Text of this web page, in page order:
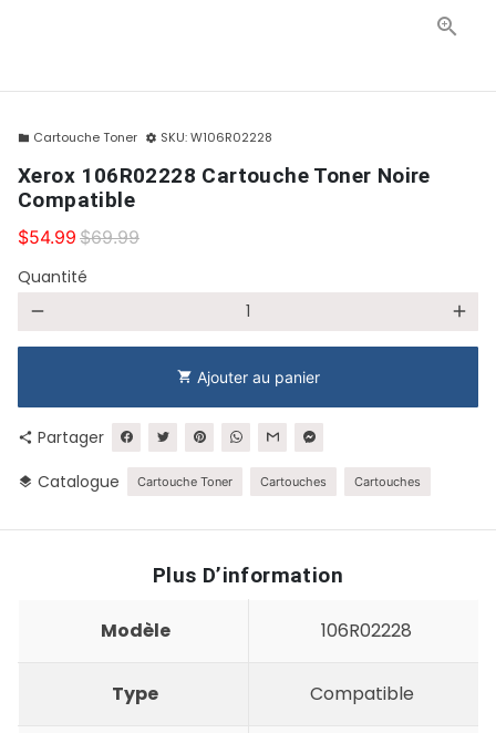
folder Cartouche Toner settings SKU:W106R02228
Xerox 106R02228 Cartouche Toner Noire
Compatible
$54.99 $69.99
Quantité
remove add
shopping_cart Ajouter au panier
share Partager
layers Catalogue Cartouche Toner Cartouches Cartouches
Plus D’information
Modèle 106R02228
Type Compatible